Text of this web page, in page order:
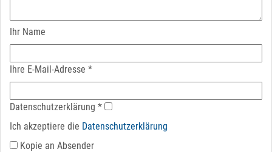
Ihr Name
Ihre E-Mail-Adresse *
Datenschutz­erklärung *
Ich akzeptiere die Datenschutz­erklärung
Kopie an Absender